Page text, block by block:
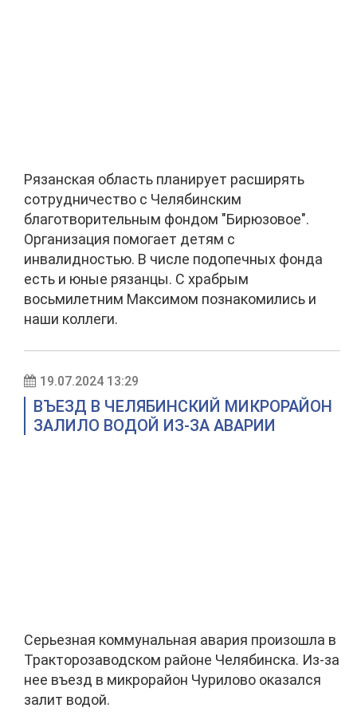
Рязанская область планирует расширять
сотрудничество с Челябинским
благотворительным фондом "Бирюзовое".
Организация помогает детям с
инвалидностью. В числе подопечных фонда
есть и юные рязанцы. С храбрым
восьмилетним Максимом познакомились и
наши коллеги.
19.07.2024 13:29
ВЪЕЗД В ЧЕЛЯБИНСКИЙ МИКРОРАЙОН
ЗАЛИЛО ВОДОЙ ИЗ-ЗА АВАРИИ
Серьезная коммунальная авария произошла в
Тракторозаводском районе Челябинска. Из-за
нее въезд в микрорайон Чурилово оказался
залит водой.